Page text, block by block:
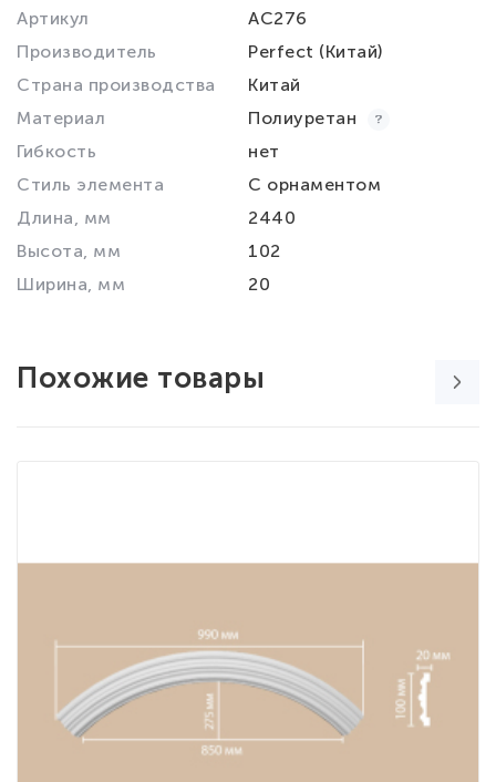
Артикул
AC276
Производитель
Perfect (Китай)
Страна производства
Китай
Материал
Полиуретан
Гибкость
нет
Стиль элемента
С орнаментом
Длина, мм
2440
Высота, мм
102
Ширина, мм
20
Похожие товары